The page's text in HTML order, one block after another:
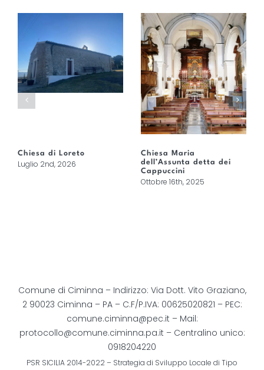
Chiesa di Loreto
Luglio 2nd, 2026
Chiesa Maria
dell’Assunta detta dei
Cappuccini
Ottobre 16th, 2025
Comune di Ciminna – Indirizzo: Via Dott. Vito Graziano,
2 90023 Ciminna – PA – C.F/P.IVA: 00625020821 – PEC:
comune.ciminna@pec.it – Mail:
protocollo@comune.ciminna.pa.it – Centralino unico:
0918204220
PSR SICILIA 2014-2022 – Strategia di Sviluppo Locale di Tipo